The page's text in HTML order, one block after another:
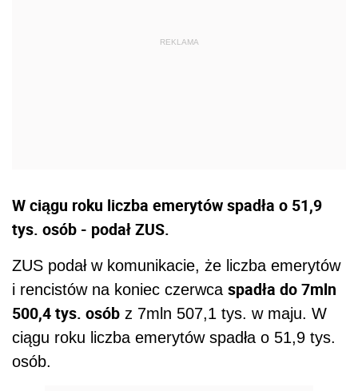
W ciągu roku liczba emerytów spadła o 51,9
tys. osób - podał ZUS.
ZUS podał w komunikacie, że liczba emerytów
i rencistów na koniec czerwca spadła do 7mln
500,4 tys. osób z 7mln 507,1 tys. w maju. W
ciągu roku liczba emerytów spadła o 51,9 tys.
osób.